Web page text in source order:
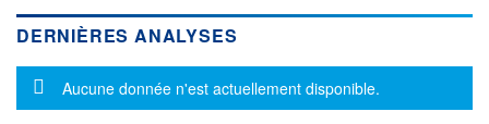
DERNIÈRES ANALYSES
Message d'information
Aucune donnée n'est actuellement disponible.